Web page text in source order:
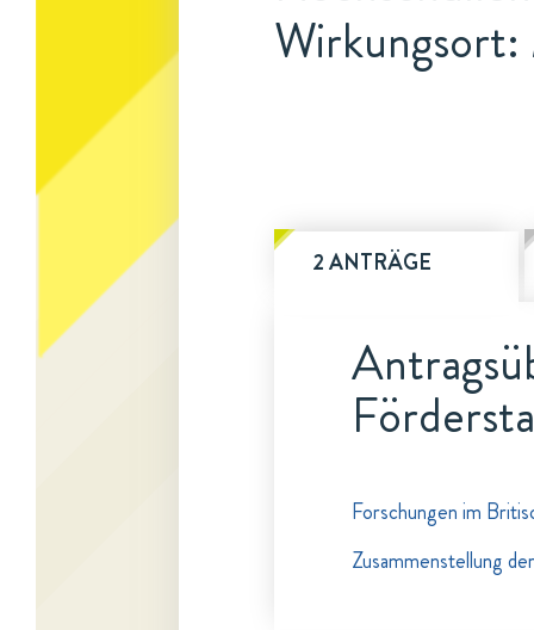
2 ANTRÄGE
Forschungen im
Zusammenstellung